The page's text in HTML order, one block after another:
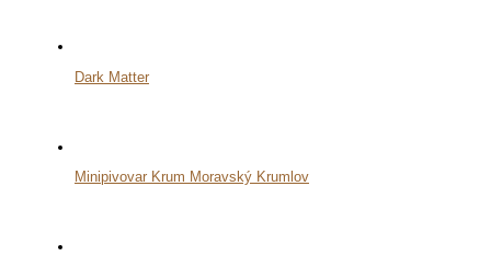
Dark Matter
Minipivovar Krum Moravský Krumlov